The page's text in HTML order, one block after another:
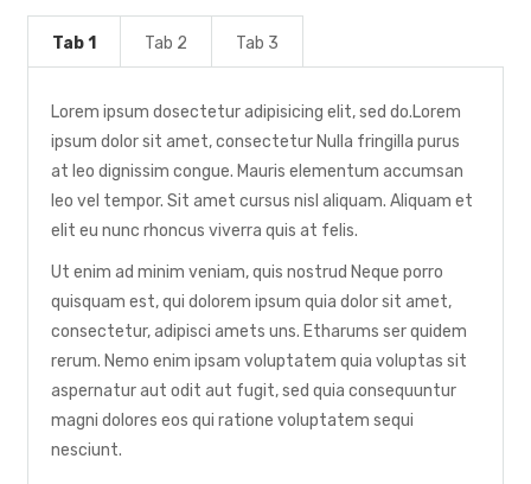
Tab 1 Tab 2 Tab 3
Lorem ipsum dosectetur adipisicing elit, sed do.Lorem
ipsum dolor sit amet, consectetur Nulla fringilla purus
at leo dignissim congue. Mauris elementum accumsan
leo vel tempor. Sit amet cursus nisl aliquam. Aliquam et
elit eu nunc rhoncus viverra quis at felis.
Ut enim ad minim veniam, quis nostrud Neque porro
quisquam est, qui dolorem ipsum quia dolor sit amet,
consectetur, adipisci amets uns. Etharums ser quidem
rerum. Nemo enim ipsam voluptatem quia voluptas sit
aspernatur aut odit aut fugit, sed quia consequuntur
magni dolores eos qui ratione voluptatem sequi
nesciunt.